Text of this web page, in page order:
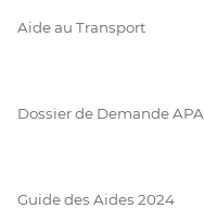
Aide au Transport
Dossier de Demande APA
Guide des Aides 2024